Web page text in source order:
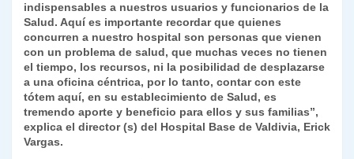
indispensables a nuestros usuarios y funcionarios de la
Salud. Aquí es importante recordar que quienes
concurren a nuestro hospital son personas que vienen
con un problema de salud, que muchas veces no tienen
el tiempo, los recursos, ni la posibilidad de desplazarse
a una oficina céntrica, por lo tanto, contar con este
tótem aquí, en su establecimiento de Salud, es
tremendo aporte y beneficio para ellos y sus familias”,
explica el director (s) del Hospital Base de Valdivia, Erick
Vargas.